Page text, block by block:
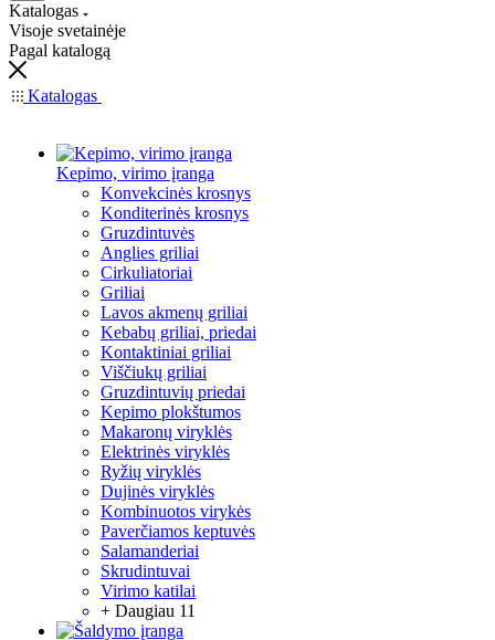
Katalogas
Visoje svetainėje
Pagal katalogą
Katalogas
Kepimo, virimo įranga
Konvekcinės krosnys
Konditerinės krosnys
Gruzdintuvės
Anglies griliai
Cirkuliatoriai
Griliai
Lavos akmenų griliai
Kebabų griliai, priedai
Kontaktiniai griliai
Viščiukų griliai
Gruzdintuvių priedai
Kepimo plokštumos
Makaronų viryklės
Elektrinės viryklės
Ryžių viryklės
Dujinės viryklės
Kombinuotos virykės
Paverčiamos keptuvės
Salamanderiai
Skrudintuvai
Virimo katilai
+ Daugiau 11